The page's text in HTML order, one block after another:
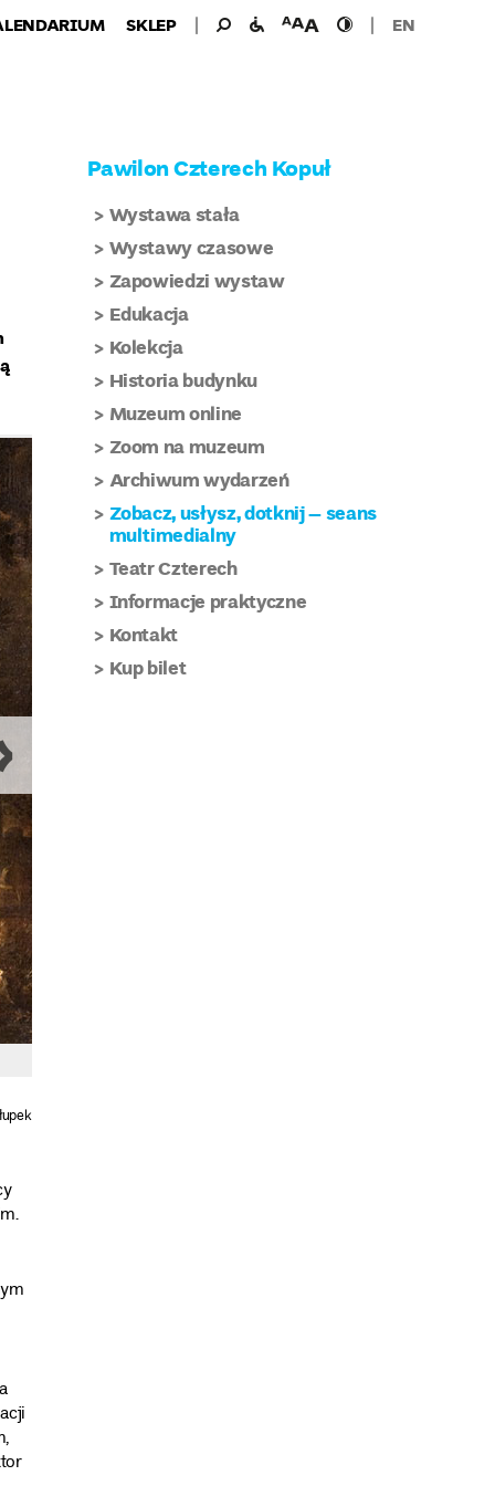
SKLEP Wyszukaj
Wyszukiwanie
dla:
udogodnieniawielkość
czcionki
wysoki
kontrast
EN
Pawilon Czterech Kopuł
Wystawa stała
Wystawy czasowe
Zapowiedzi wystaw
Edukacja
Kolekcja
Historia budynku
Muzeum online
Zoom na muzeum
Archiwum wydarzeń
Zobacz, usłysz, dotknij – seans
multimedialny
Teatr Czterech
Informacje praktyczne
Kontakt
Kup bilet